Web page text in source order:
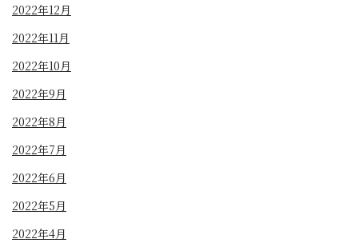
2022年12月
2022年11月
2022年10月
2022年9月
2022年8月
2022年7月
2022年6月
2022年5月
2022年4月